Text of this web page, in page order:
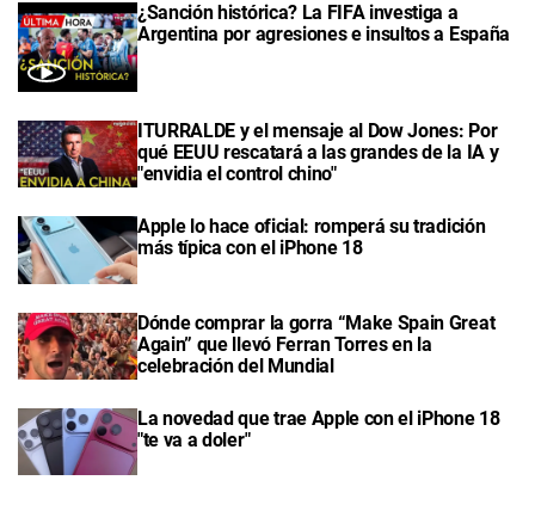
¿Sanción histórica? La FIFA investiga a
Argentina por agresiones e insultos a España
ITURRALDE y el mensaje al Dow Jones: Por
qué EEUU rescatará a las grandes de la IA y
"envidia el control chino"
Apple lo hace oficial: romperá su tradición
más típica con el iPhone 18
Dónde comprar la gorra “Make Spain Great
Again” que llevó Ferran Torres en la
celebración del Mundial
La novedad que trae Apple con el iPhone 18
"te va a doler"